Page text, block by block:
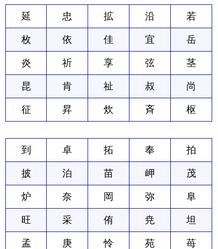
延 忠 拡 沿 若
枚 依 佳 宜 岳
炎 祈 享 弦 茎
昆 肯 祉 叔 尚
征 昇 炊 斉 枢
到 卓 拓 奉 拍
披 泊 苗 岬 茂
炉 奈 岡 弥 阜
旺 采 侑 尭 坦
孟 庚 怜 苑 苺